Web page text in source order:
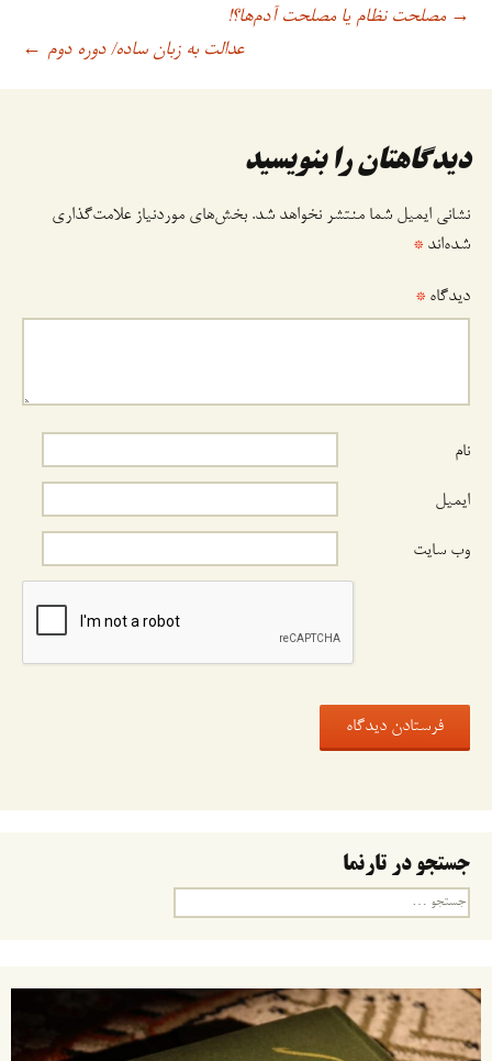
ناوبری
نوشته
→ مصلحت نظام یا مصلحت آدم‌ها؟!
عدالت به زبان ساده/ دوره دوم ←
دیدگاهتان را بنویسید
نشانی ایمیل شما منتشر نخواهد شد. بخش‌های موردنیاز علامت‌گذاری
شده‌اند *
دیدگاه *
نام
ایمیل
وب‌ سایت
جستجو در تارنما
جستجو